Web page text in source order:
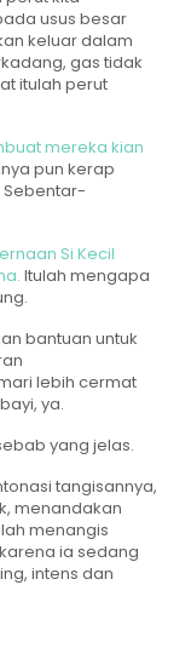
usus besar
keluar dalam
gas tidak
itulah perut
mereka kian
pun kerap
Sebentar-
Si Kecil
Itulah mengapa
bantuan untuk
lebih cermat
ya.
yang jelas.
tangisannya,
menandakan
menangis
ia sedang
intens dan